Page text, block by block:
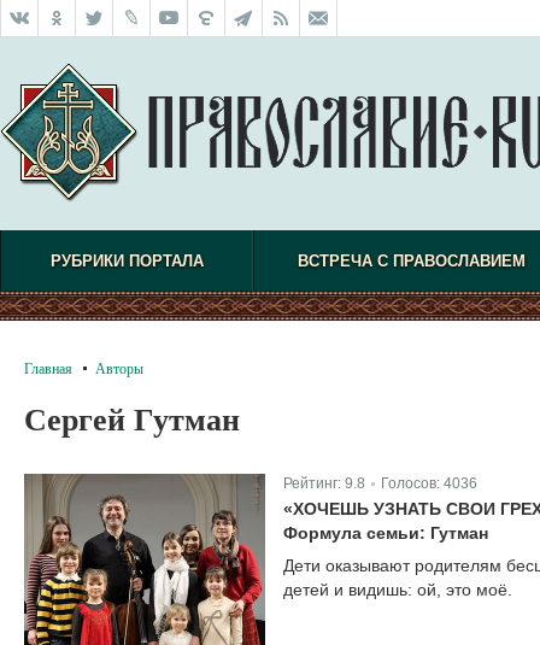
РУБРИКИ ПОРТАЛА ВСТРЕЧА С ПРАВОСЛАВИЕМ
Главная Авторы
Сергей Гутман
Рейтинг: 9.8 Голосов: 4036
«ХОЧЕШЬ УЗНАТЬ СВОИ
Формула семьи: Гутман
Дети оказывают родителям
детей и видишь: ой, это моё.